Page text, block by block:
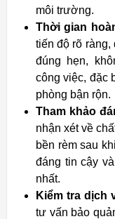
môi trường.
Thời gian
tiến độ rõ
đúng hẹn,
công việc, đặc
phòng bận rộn.
Tham khảo
nhận xét về
bền rèm sau
đáng tin cậy
nhất.
Kiểm tra dịch
tư vấn bảo